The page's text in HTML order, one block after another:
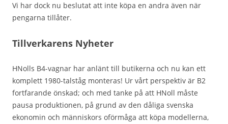
Vi har dock nu beslutat att inte köpa en andra även när
pengarna tillåter.
Tillverkarens Nyheter
HNolls B4-vagnar har anlänt till butikerna och nu kan ett
komplett 1980-talståg monteras! Ur vårt perspektiv är B2
fortfarande önskad; och med tanke på att HNoll måste
pausa produktionen, på grund av den dåliga svenska
ekonomin och människors oförmåga att köpa modellerna,